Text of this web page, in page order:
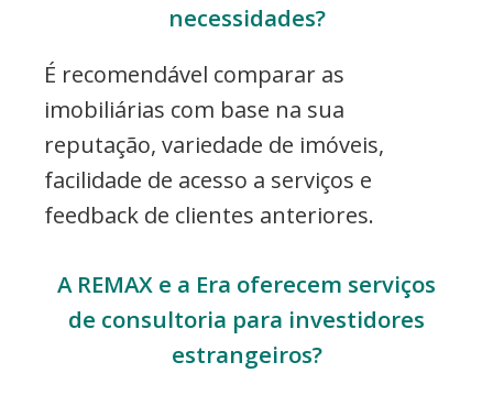
necessidades?
É recomendável comparar as
imobiliárias com base na sua
reputação, variedade de imóveis,
facilidade de acesso a serviços e
feedback de clientes anteriores.
A REMAX e a Era oferecem serviços
de consultoria para investidores
estrangeiros?